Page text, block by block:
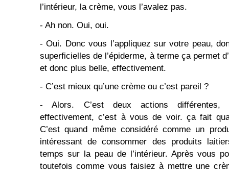
l’intérieur, la crème, vous l’avalez pas.
- Ah non. Oui, oui.
- Oui. Donc vous l’appliquez sur votre peau,
superficielles de l’épiderme, à terme ça permet
et donc plus belle, effectivement.
- C’est mieux qu’une crème ou c’est pareil ?
- Alors. C’est deux actions différentes,
effectivement, c’est à vous de voir. ça fait
C’est quand même considéré comme un
intéressant de consommer des produits
temps sur la peau de l’intérieur. Après vous
toutefois comme vous faisiez à mettre une